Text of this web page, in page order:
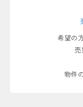
狭山市富士
狭山市入間
希望の
売
物件